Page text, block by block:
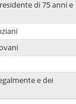
di 75 anni e
e dei